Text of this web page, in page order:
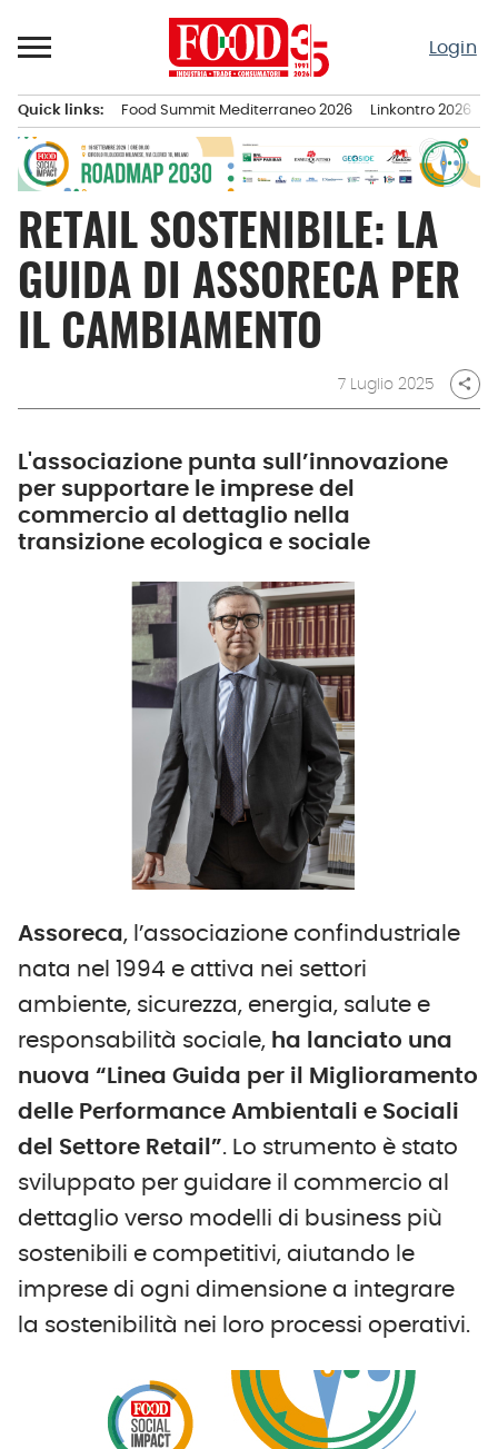
al
Login
principale
Quick links: Food Summit Mediterraneo 2026 Linkontro 2026
RETAIL SOSTENIBILE: LA
GUIDA DI ASSORECA PER
IL CAMBIAMENTO
7 Luglio 2025 share
L'associazione punta sull’innovazione
per supportare le imprese del
commercio al dettaglio nella
transizione ecologica e sociale
Assoreca, l’associazione confindustriale
nata nel 1994 e attiva nei settori
ambiente, sicurezza, energia, salute e
responsabilità sociale, ha lanciato una
nuova “Linea Guida per il Miglioramento
delle Performance Ambientali e Sociali
del Settore Retail”. Lo strumento è stato
sviluppato per guidare il commercio al
dettaglio verso modelli di business più
sostenibili e competitivi, aiutando le
imprese di ogni dimensione a integrare
la sostenibilità nei loro processi operativi.